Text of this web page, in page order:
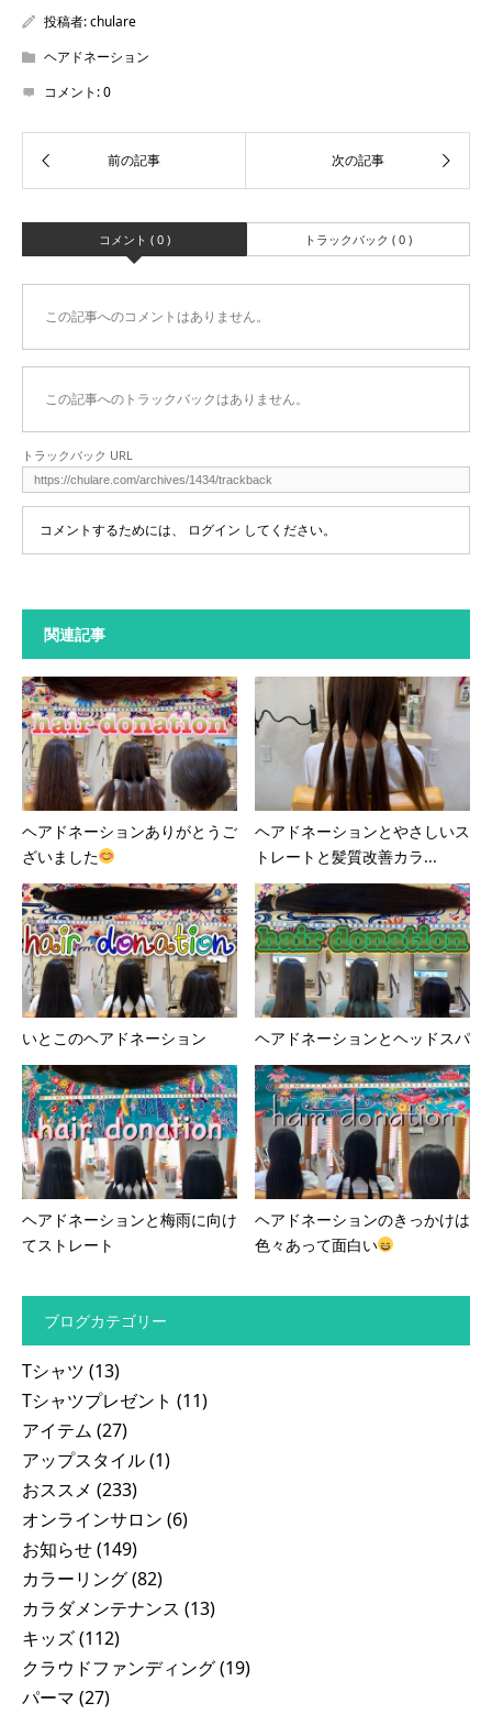
投稿者:chulare
ヘアドネーション
コメント:0
コメント ( 0 ) トラックバック ( 0 )
この記事へのコメントはありません。
この記事へのトラックバックはありません。
トラックバック URL
コメントするためには、 ログイン してください。
関連記事
ヘアドネーションありがとうご
ざいました
ヘアドネーションとやさしいス
トレートと髪質改善カラ...
いとこのヘアドネーション ヘアドネーションとヘッドスパ
ヘアドネーションと梅雨に向け
てストレート
ヘアドネーションのきっかけは
色々あって面白い
ブログカテゴリー
Tシャツ (13)
Tシャツプレゼント (11)
アイテム (27)
アップスタイル(1)
おススメ (233)
オンラインサロン (6)
お知らせ(149)
カラーリング(82)
カラダメンテナンス (13)
キッズ(112)
クラウドファンディング(19)
パーマ (27)